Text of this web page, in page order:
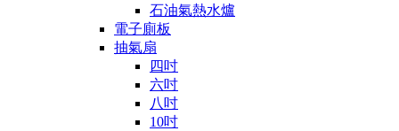
石油氣熱水爐
電子廁板
抽氣扇
四吋
六吋
八吋
10吋